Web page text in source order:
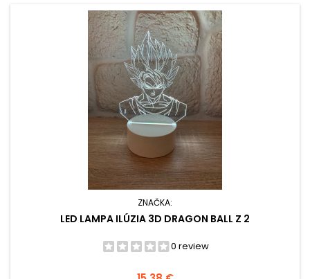
ZNAČKA:
LED LAMPA ILÚZIA 3D DRAGON BALL Z 2
0 review